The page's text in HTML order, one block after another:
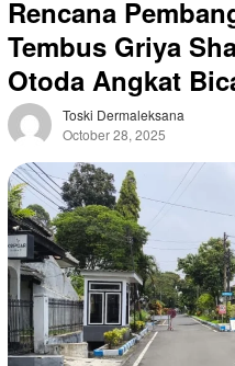
Rencana
Tembus Griya
Otoda Angkat
Toski Dermaleksana
October 28, 2025